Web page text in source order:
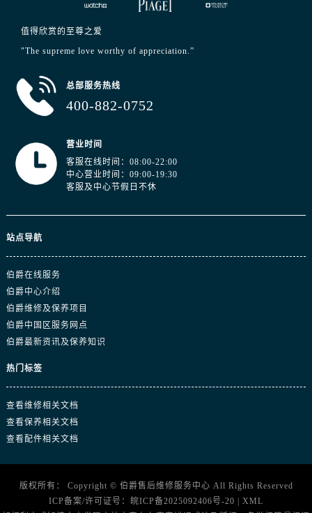
江西省宜春市袁州区中山中路伯爵售后服务中心（需提前预约）
山东省泰安市泰山区财源街道泰山大街伯爵售后服务中心（需提前预约）
上海市黄浦区南京东路299号宏伊国际广场写字楼8层806室伯爵售后服务中心（需提前预约）
值得欣赏的至尊之爱
"The supreme love worthy of appreciation.”
总部服务热线
400-882-0752
营业时间
客服在线时间：08:00-22:00
中心营业时间：09:00-19:30
客服及中心节假日不休
站点导航
伯爵在线服务
伯爵中心介绍
伯爵维修及保养项目
伯爵中国区服务网点
伯爵最新资讯及保养知识
热门标签
查看维修相关文档
查看保养相关文档
查看配件相关文档
版权所有： Copyright © 伯爵售后维修服务中心 All Rights Reserved
ICP备案/许可证号： 皖ICP备2025092406号-20
XML